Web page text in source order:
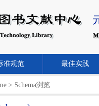
准规范 最佳实践
> Schema浏览